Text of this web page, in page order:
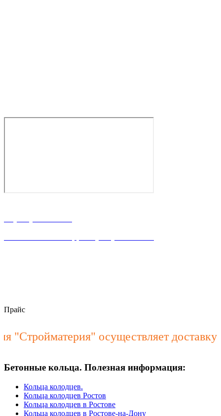
Прайс
осуществляет
Бетонные кольца. Полезная информация:
Кольца колодцев.
Кольца колодцев Ростов
Кольца колодцев в Ростове
Кольца колодцев в Ростове-на-Дону